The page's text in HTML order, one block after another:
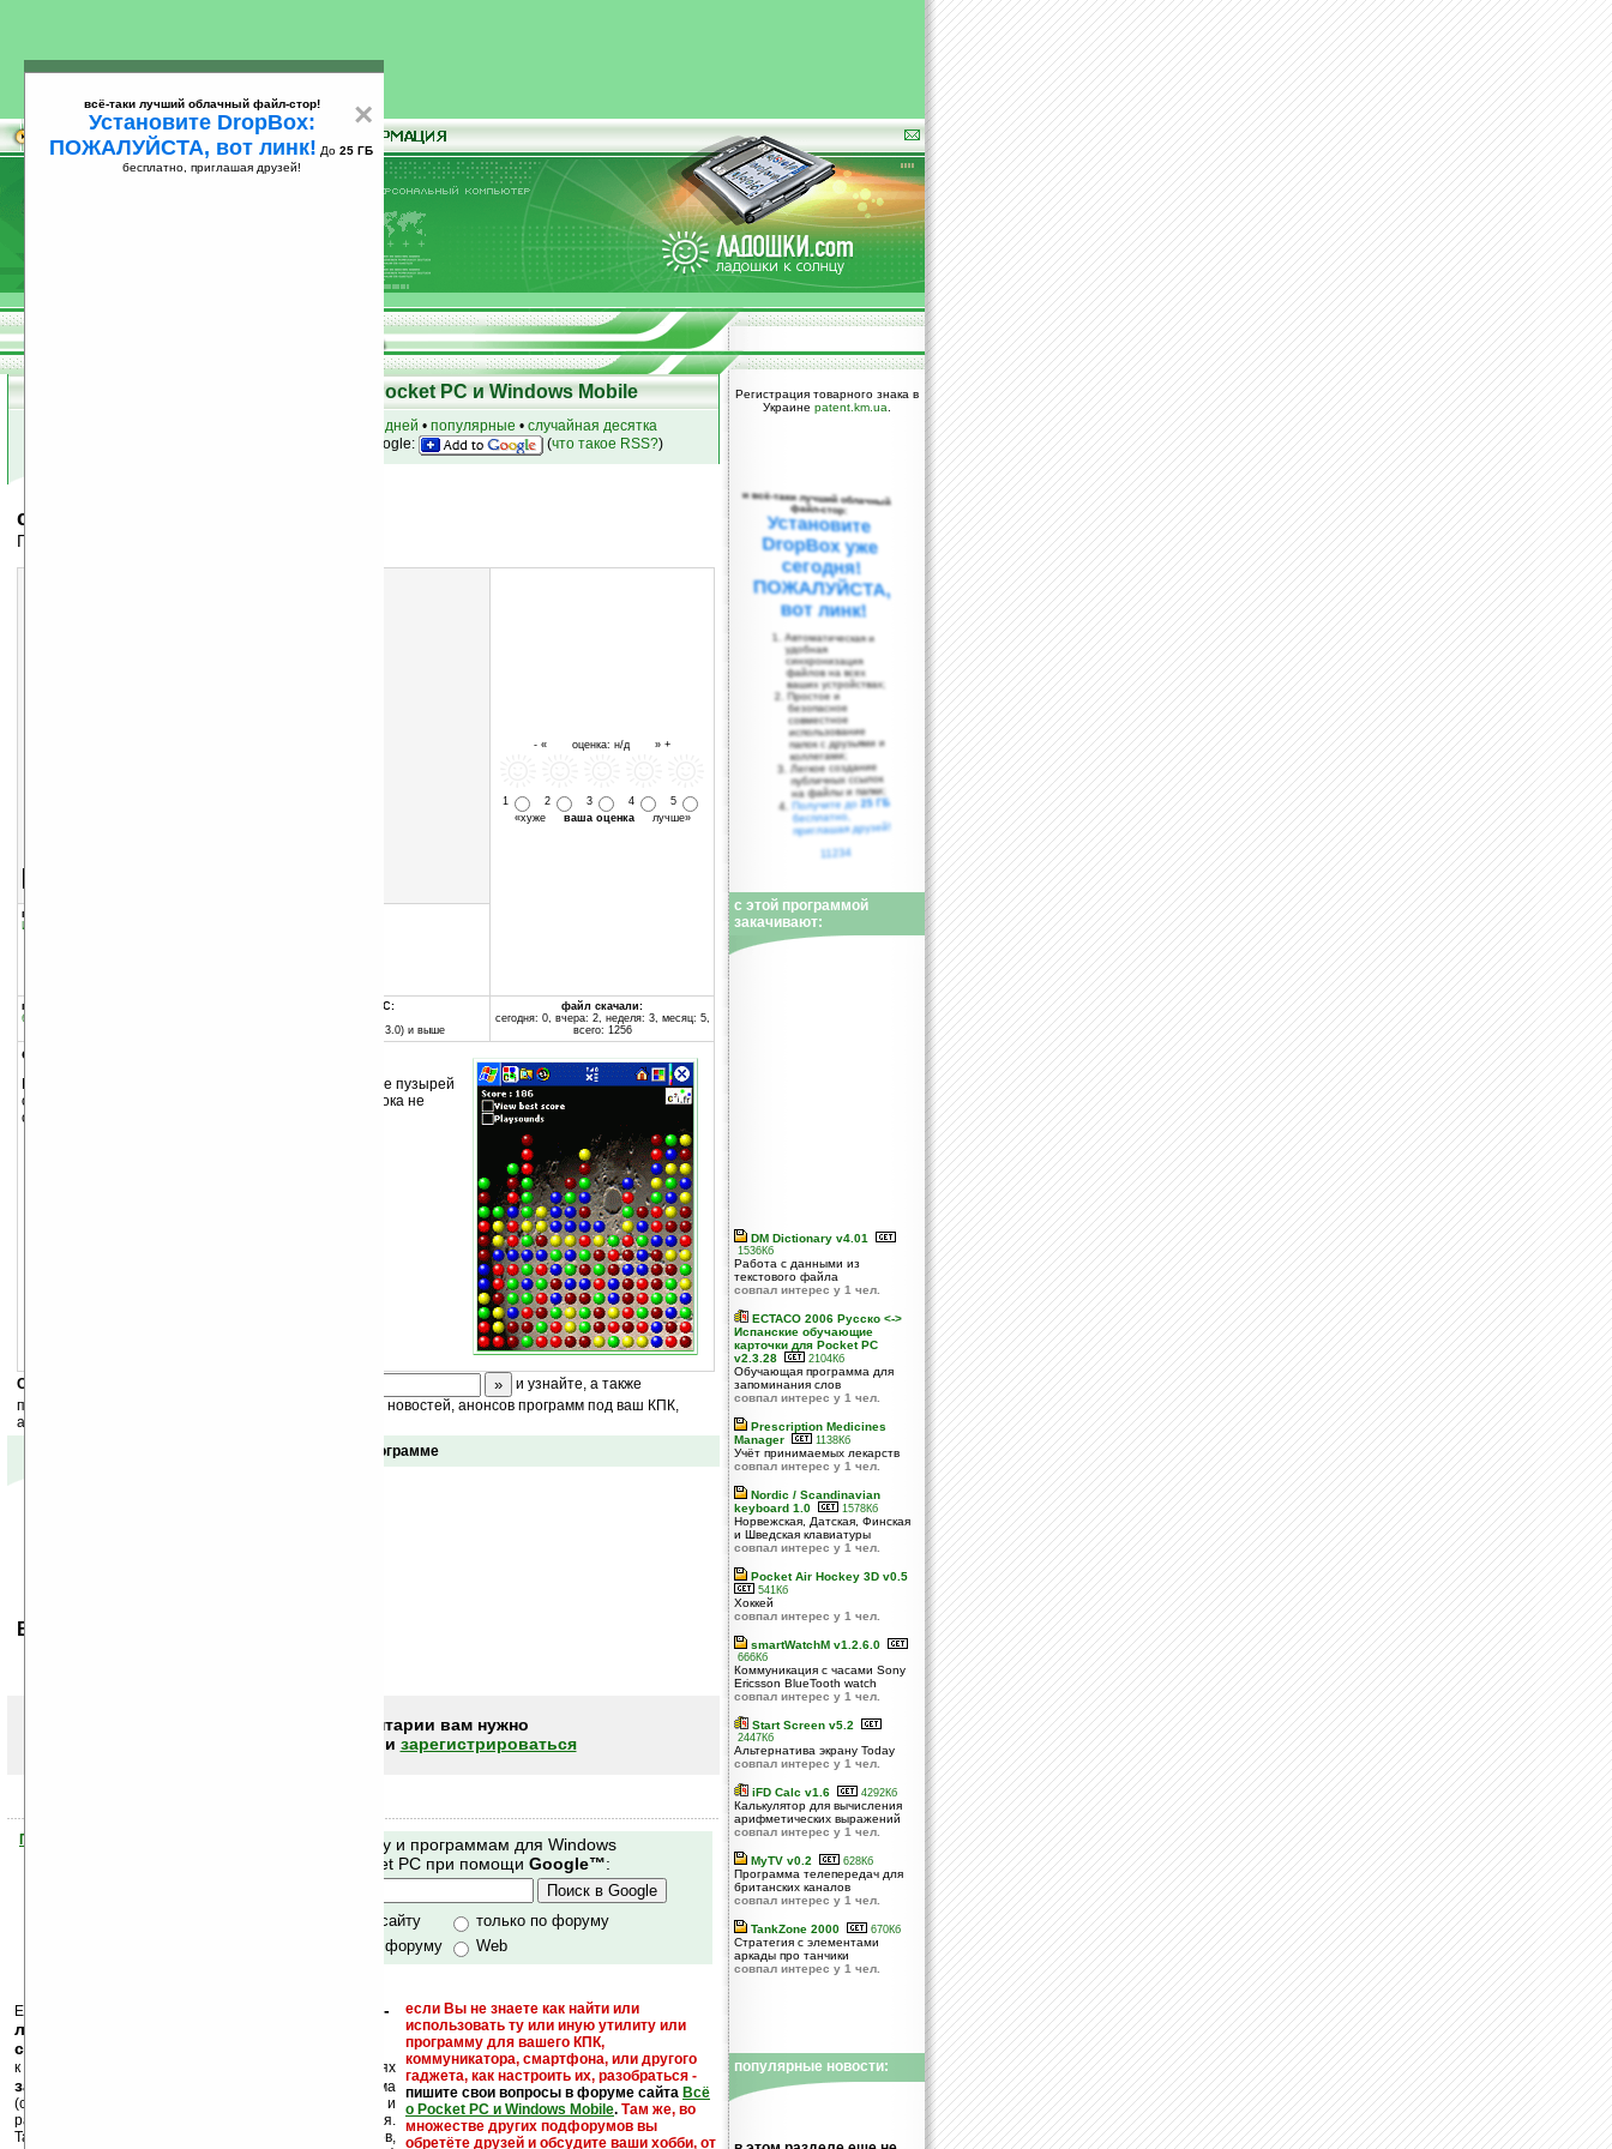
25
Скачать программы для КПК Pocket PC и Windows Mobile
за 7 дней • популярные • случайная десятка
на Google: (что такое RSS?)
c2iBubbles v0.0.6.0 (MIPS)
Пузыри
- « оценка: н/д » +
1 2 3 4
5
«хуже ваша оценкалучше»
группы программы:
Игры
программа:
бесплатная
совместима с Pocket PC:
Pocket PC (Windows CE 3.0) и выше
файл скачали:
сегодня: 0, вчера: 2, неделя: 3, месяц: 5,
всего: 1256
описание:
Правила игры просты — клик по группе из 2-х и более пузырей
одинакового цвета, после чего они исчезают. И так пока не
очистите поле.
Скоро
и узнайте, а также
получайте ежедневный или еженедельный дайджест новостей, анонсов программ под ваш КПК,
акций сайта на ваш почтовый ящик.
Отзывы о программе
Ваше мнение будет первым.
Чтобы писать комментарии вам нужно
или зарегистрироваться
Помогите Ладошкам стать лучше
Поиск по сайту и программам для Windows
Mobile и Pocket PC при помощи Google™:
только по сайту
только по форуму
по сайту и форуму
Web
Еще раз обращаем внимание, что
кейгены, кряки -
лекарства, серийные номера, ключи и
ссылки на варезные сайты
если Вы не знаете как найти или
использовать ту или иную утилиту или
программу для вашего КПК,
коммуникатора, смартфона, или другого
гаджета, как настроить их, разобраться -
пишите свои вопросы в форуме сайта Всё
о Pocket PC и Windows Mobile. Там же, во
множестве других подфорумов вы
обретёте друзей и обсудите ваши хобби, от
к публикации на нашем сайте в комментариях
запрещены
, как и несанкционированная реклама
(спам). Мы поддерживаем авторов программ и
развитие легального программного обеспечения.
Также мы призываем Вас поддерживать авторов,
Регистрация товарного знака в
Украине patent.km.ua
×
всё-таки лучший облачный файл-стор!
Установите DropBox:
ПОЖАЛУЙСТА, вот линк! До 25 ГБ
бесплатно, приглашая друзей!
и всё-таки лучший облачный
файл-стор:
Установите
DropBox уже
сегодня!
ПОЖАЛУЙСТА,
вот линк!
Автоматическая и
удобная
синхронизация
файлов на всех
ваших устройствах;
Простое и
безопасное
совместное
использование
папок с друзьями и
коллегами;
Легкое создание
публичных ссылок
на файлы и папки;
Получите до25 ГБ
бесплатно,
приглашая друзей!
11234
с этой программой
закачивают:
DM Dictionary v4.01
1536Кб
Работа с данными из
текстового файла
совпал интерес у 1 чел.
ECTACO 2006 Русско <->
Испанские обучающие
карточки для Pocket PC
v2.3.28
2104Кб
Обучающая программа для
запоминания слов
совпал интерес у 1 чел.
Prescription Medicines
Manager
1138Кб
Учёт принимаемых лекарств
совпал интерес у 1 чел.
Nordic / Scandinavian
keyboard 1.0
1578Кб
Норвежская, Датская, Финская
и Шведская клавиатуры
совпал интерес у 1 чел.
Pocket Air Hockey 3D v0.5
541Кб
Хоккей
совпал интерес у 1 чел.
smartWatchM v1.2.6.0
666Кб
Коммуникация с часами Sony
Ericsson BlueTooth watch
совпал интерес у 1 чел.
Start Screen v5.2
2447Кб
Альтернатива экрану Today
совпал интерес у 1 чел.
iFD Calc v1.6 4292Кб
Калькулятор для вычисления
арифметических выражений
совпал интерес у 1 чел.
MyTV v0.2 628Кб
Программа телепередач для
британских каналов
совпал интерес у 1 чел.
TankZone 2000 670Кб
Стратегия с элементами
аркады про танчики
совпал интерес у 1 чел.
популярные новости: